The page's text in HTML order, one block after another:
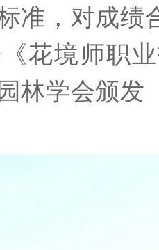
准，对成绩
花境师职
林学会颁发